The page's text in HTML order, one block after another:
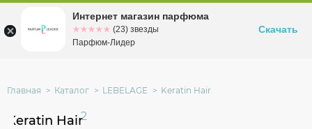
Омскул. Заозерная, 11, к. 1
Главная Каталог LEBELAGE Keratin Hair
Keratin Hair2
Интернет магазин парфюма
☆☆☆☆☆
★★★★★ (23) звезды
Парфюм-Лидер
Скачать